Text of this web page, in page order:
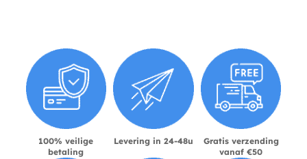
100% veilige
betaling
Levering in 24-48u
Gratis verzending
vanaf €50